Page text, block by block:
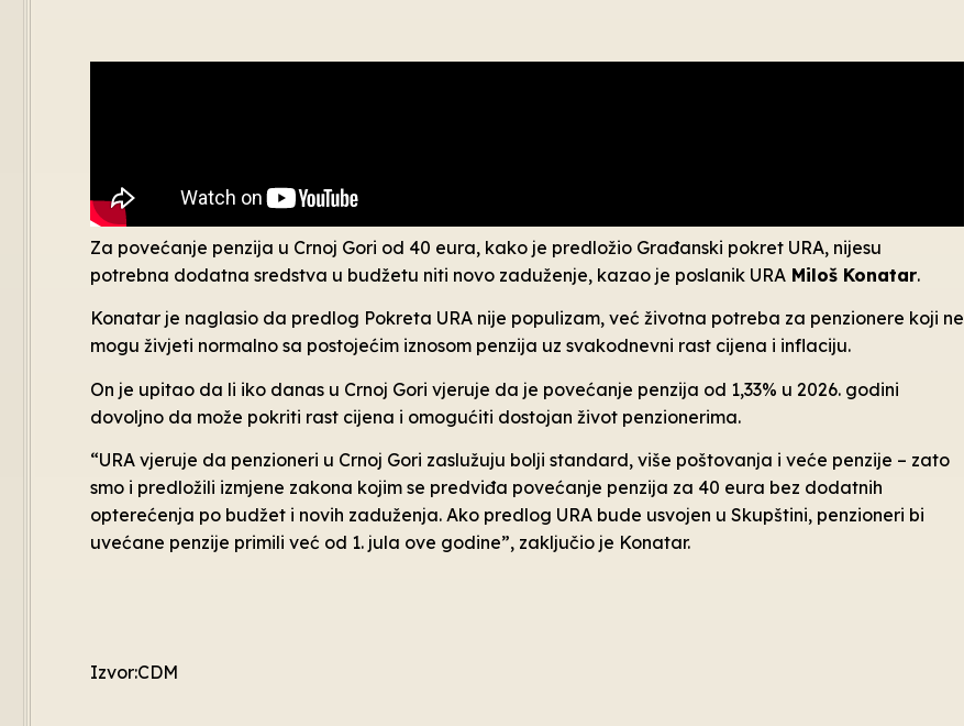
Za povećanje penzija u Crnoj Gori od 40 eura, kako je predložio Građanski pokret URA, nijesu
potrebna dodatna sredstva u budžetu niti novo zaduženje, kazao je poslanik URA Miloš Konatar.
Konatar je naglasio da predlog Pokreta URA nije populizam, već životna potreba za penzionere koji ne
mogu živjeti normalno sa postojećim iznosom penzija uz svakodnevni rast cijena i inflaciju.
On je upitao da li iko danas u Crnoj Gori vjeruje da je povećanje penzija od 1,33% u 2026. godini
dovoljno da može pokriti rast cijena i omogućiti dostojan život penzionerima.
“URA vjeruje da penzioneri u Crnoj Gori zaslužuju bolji standard, više poštovanja i veće penzije – zato
smo i predložili izmjene zakona kojim se predviđa povećanje penzija za 40 eura bez dodatnih
opterećenja po budžet i novih zaduženja. Ako predlog URA bude usvojen u Skupštini, penzioneri bi
uvećane penzije primili već od 1. jula ove godine”, zaključio je Konatar.
Izvor:CDM